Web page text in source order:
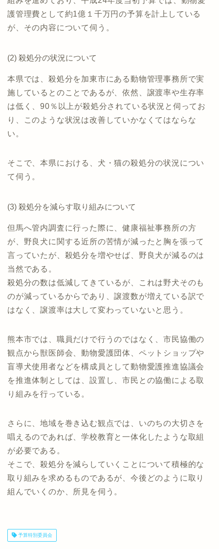
護管理費として約1億１千万円の予算を計上している
が、その内容について伺う。
(2) 殺処分の状況について
本県では、殺処分を加東市にある動物管理事務所で実
施しているとのことであるが、依然、譲渡率や生存率
は低く、90％以上が殺処分されている状況と伺ってお
り、このような状況は改善していかなくてはならな
い。
そこで、本県における、犬・猫の殺処分の状況につい
て伺う。
(3) 殺処分を減らす取り組みについて
但馬へ管内調査に行った際に、健康福祉事務所の方
が、野良犬に関する近所の苦情が減ったと胸を張って
言っていたが、殺処分を増やせば、野良犬が減るのは
当然である。
殺処分の数は低減してきているが、これは野犬そのも
のが減っているからであり、譲渡数が増えている訳で
はなく、譲渡率は大して変わっていないと思う。
熊本市では、職員だけで行うのではなく、市民協働の
観点から獣医師会、動物愛護団体、ペットショップや
盲導犬使用者などを構成員として動物愛護推進協議会
を推進体制としては、設置し、市民との協働による取
り組みを行っている。
さらに、地域を巻き込む観点では、いのちの大切さを
唱えるのであれば、学校教育と一体化したような取組
が必要である。
そこで、殺処分を減らしていくことについて積極的な
取り組みを求めるものであるが、今後どのように取り
組んでいくのか、所見を伺う。
予算特別委員会